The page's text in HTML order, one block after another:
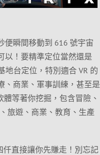
便瞬間移動到 616 號宇宙
以！要精準定位當然還是
地台定位，特別適合 VR 的
、商業、軍事訓練，甚至是
體等著你挖掘，包含冒險、
旅遊、商業、教育、生產
仟直接讓你先賺走！別忘記